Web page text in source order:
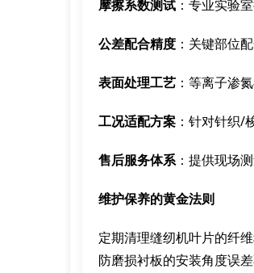
摩擦系数测试 ：专业实验
公差配合精度 ：关键部位
表面处理工艺 ：等离子渗
工况适配方案 ：针对针织/
售后服务体系：提供现场
维护保养的黄金法则
定期清理缝纫机叶片的纤
防磨损衬板的安装角度误